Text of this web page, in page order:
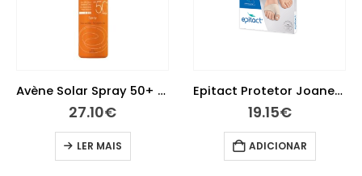
Avène Solar Spray 50+ 200 ml
27.10€
LER MAIS
Epitact Protetor Joanetes Tamanho M
19.15€
ADICIONAR